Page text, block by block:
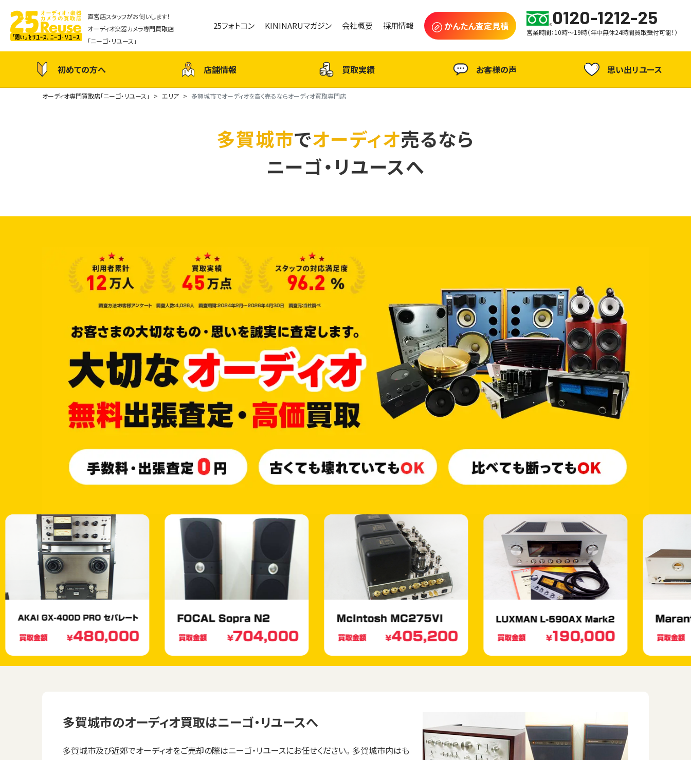
直営店スタッフがお伺いします！
オーディオ楽器カメラ専門買取店
「ニーゴ・リユース」
25フォトコン KININARUマガジン 会社概要 採用情報 かんたん査定見積 0120-1212-25
営業時間：10時～19時（年中無休24時間買取受付可能！）
初めての方へ 店舗情報 買取実績 お客様の声 思い出リユース
オーディオ専門買取店「ニーゴ・リユース」 エリア 多賀城市でオーディオを高く売るならオーディオ買取専門店
多賀城市でオーディオ売るなら
ニーゴ・リユースへ
多賀城市のオーディオ買取はニーゴ・リユースへ
多賀城市及び近郊でオーディオをご売却の際はニーゴ・リユースにお任せください。 多賀城市内はも